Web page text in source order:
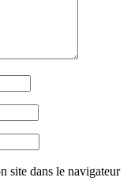
site dans le navigateur